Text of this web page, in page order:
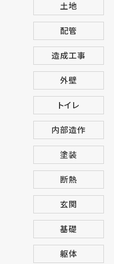
土地
配管
造成工事
外壁
トイレ
内部造作
塗装
断熱
玄関
基礎
躯体